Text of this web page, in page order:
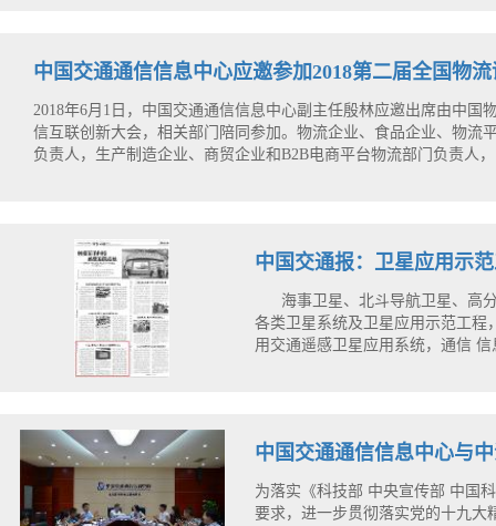
中国交通通信信息中心应邀参加2018第二届全国物
2018年6月1日，中国交通通信信息中心副主任殷林应邀出席由中
信互联创新大会，相关部门陪同参加。物流企业、食品企业、物流
负责人，生产制造企业、商贸企业和B2B电商平台物流部门负责人，
中国交通报：卫星应用示
海事卫星、北斗导航卫星、高分
各类卫星系统及卫星应用示范工
用交通遥感卫星应用系统，通信
中国交通通信信息中心与
为落实《科技部 中央宣传部 中国
要求，进一步贯彻落实党的十九大